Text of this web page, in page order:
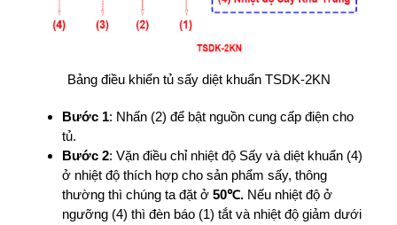
Bảng điều khiển tủ sấy diệt khuẩn TSDK-2KN
Bước 1: Nhấn (2) để bật nguồn cung cấp điện cho
tủ.
Bước 2: Vặn điều chỉ nhiệt độ Sấy và diệt khuẩn (4)
ở nhiệt độ thích hợp cho sản phẩm sấy, thông
thường thì chúng ta đặt ở 50℃. Nếu nhiệt độ ở
ngưỡng (4) thì đèn báo (1) tắt và nhiệt độ giảm dưới